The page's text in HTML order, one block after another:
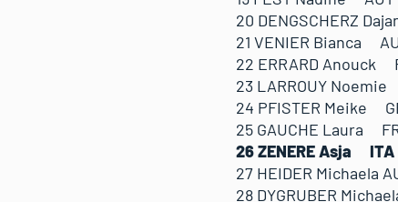
20 DENGSCHERZ
21 VENIER Bianca
22 ERRARD
23 LARROUY
24 PFISTER Meike
25 GAUCHE Laura
26 ZENERE Asja
27 HEIDER
28 DYGRUBER